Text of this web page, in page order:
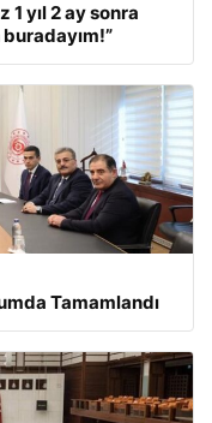
1 yıl 2 ay sonra
Tamamlandı